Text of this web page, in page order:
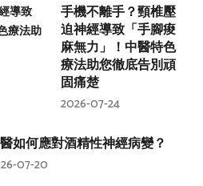
手機不離手？頸椎壓
迫神經導致「手腳痠
麻無力」！中醫特色
療法助您徹底告別頑
固痛楚
2026-07-24
如何應對酒精性神經病變？
07-20